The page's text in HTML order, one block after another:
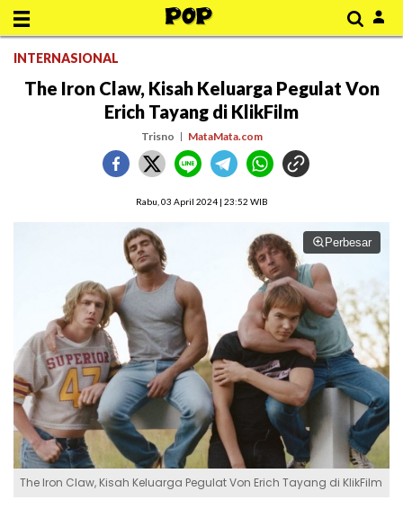
INTERNASIONAL
The Iron Claw, Kisah Keluarga Pegulat Von
Erich Tayang di KlikFilm
Trisno MataMata.com
Rabu, 03 April 2024 | 23:52 WIB
Perbesar
The Iron Claw, Kisah Keluarga Pegulat Von Erich Tayang di KlikFilm